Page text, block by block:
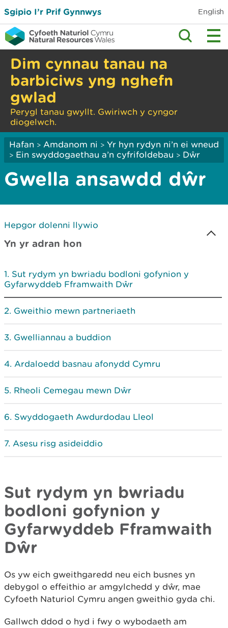
Sgipio I’r Prif Gynnwys English
Dim cynnau tanau na
barbiciws yng nghefn
gwlad
Perygl tanau gwyllt. Gwiriwch y cyngor
diogelwch.
Hafan > Amdanom ni > Yr hyn rydyn ni’n ei wneud
> Ein swyddogaethau a’n cyfrifoldebau > Dŵr
Gwella ansawdd dŵr
Hepgor dolenni llywio
Yn yr adran hon
Sut rydym yn bwriadu bodloni gofynion y
Gyfarwyddeb Fframwaith Dŵr
Gweithio mewn partneriaeth
Gwelliannau a buddion
Ardaloedd basnau afonydd Cymru
Rheoli Cemegau mewn Dŵr
Swyddogaeth Awdurdodau Lleol
Asesu risg asideiddio
Sut rydym yn bwriadu
bodloni gofynion y
Gyfarwyddeb Fframwaith
Dŵr
Os yw eich gweithgaredd neu eich busnes yn
debygol o effeithio ar amgylchedd y dŵr, mae
Cyfoeth Naturiol Cymru angen gweithio gyda chi.
Gallwch ddod o hyd i fwy o wybodaeth am